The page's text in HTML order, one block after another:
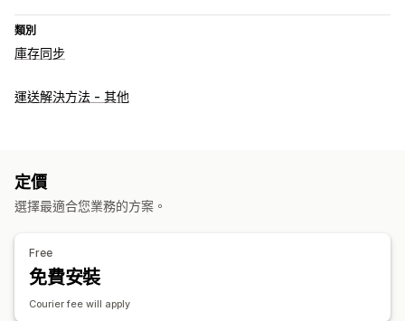
類別
庫存同步
運送解決方法 - 其他
定價
選擇最適合您業務的方案。
Free
免費安裝
Courier fee will apply